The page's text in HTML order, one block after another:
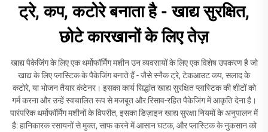
ट्रे, कप, कटोरे बनाता है - खाद्य सुरक्षित,
छोटे कारखानों के लिए तेज़
खाद्य पैकेजिंग के लिए एक थर्मोफॉर्मिंग मशीन उन व्यवसायों के लिए एक विशेष उपकरण है जो
खाद्य के लिए प्लास्टिक के पैकेजिंग बनाते हैं - जैसे स्नैक ट्रे, टेकआउट कप, सलाद के
कटोरे, या भोजन तैयार कंटेनर। इसका कार्य सिद्धांत खाद्य सुरक्षित प्लास्टिक की शीटों को
गर्म करना और उन्हें स्वचालित रूप से मजबूत और रिसाव-रहित पैकेजिंग में आकृति देना है।
पारंपरिक थर्मोफॉर्मिंग मशीनों के विपरीत, इसका डिज़ाइन खाद्य सुरक्षा नियमों के अनुपालन में
है: हानिकारक रसायनों से मुक्त, साफ करने में आसान घटक, और प्लास्टिक के नुकसान को